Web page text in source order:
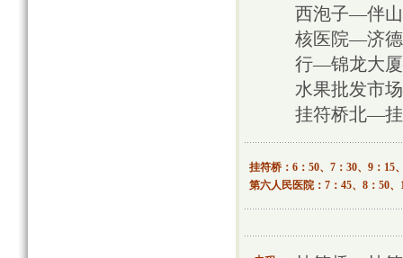
西泡子—伴
核医院—济
行—锦龙大
水果批发市
挂符桥北—
挂符桥：6：50、7：30、9：15
第六人民医院：7：45、8：50、